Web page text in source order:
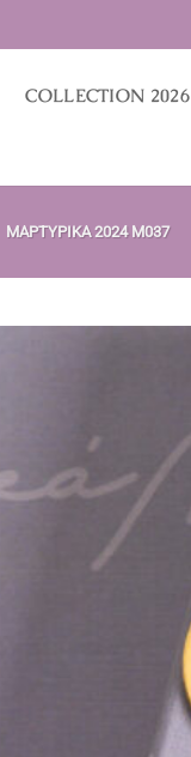
COLLECTION 2026
ΜΑΡΤΥΡΙΚΆ 2024 M037